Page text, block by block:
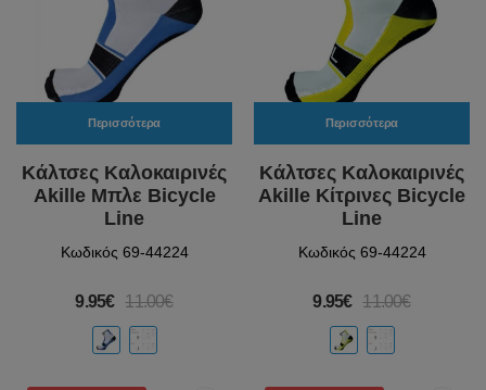
Περισσότερα
Κάλτσες Καλοκαιρινές
Akille Μπλε Bicycle
Line
Κωδικός 69-44224
9.95€ 11.00€
Περισσότερα
Κάλτσες Καλοκαιρινές
Akille Κίτρινες Bicycle
Line
Κωδικός 69-44224
9.95€ 11.00€